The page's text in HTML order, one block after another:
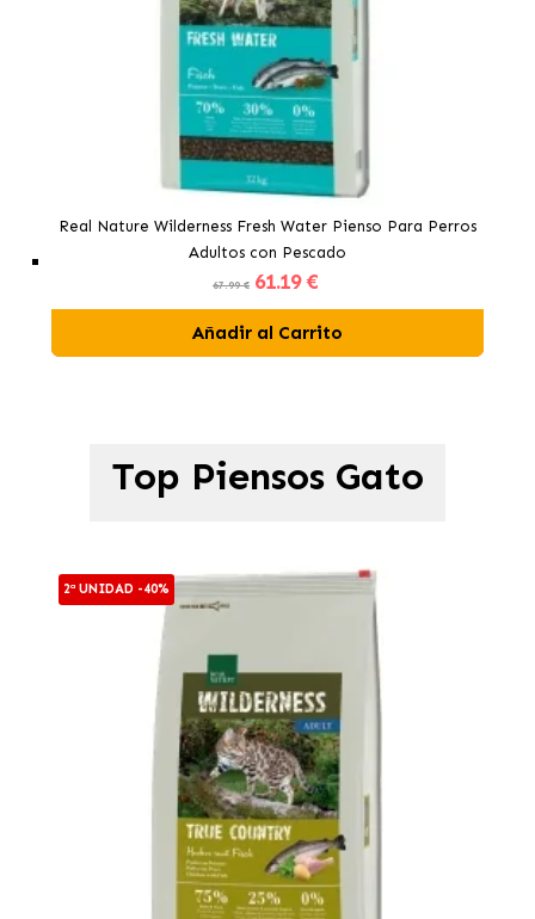
Real Nature Wilderness Fresh Water Pienso Para Perros
Adultos con Pescado
67.99 € 61.19 €
Añadir al Carrito
Top Piensos Gato
2ª UNIDAD -40%